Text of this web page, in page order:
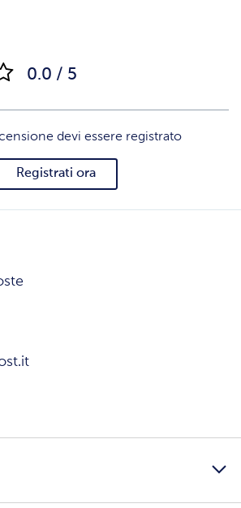
0.0 / 5
devi essere registrato
Registrati ora